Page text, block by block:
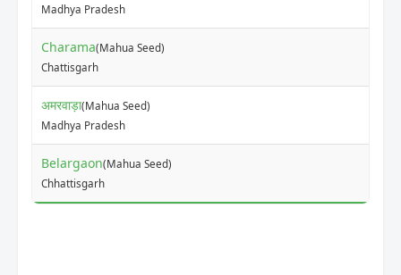
Madhya Pradesh
Charama(Mahua Seed)
Chattisgarh
अमरवाड़ा(Mahua Seed)
Madhya Pradesh
Belargaon(Mahua Seed)
Chhattisgarh